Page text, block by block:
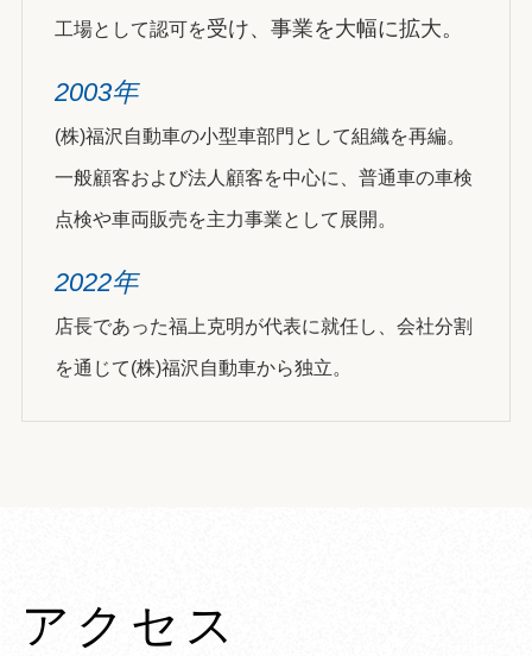
工場として認可を受け、事業を大幅に拡大。
2003年
(株)福沢自動車の小型車部門として組織を再編。
一般顧客および法人顧客を中心に、普通車の車検
点検や車両販売を主力事業として展開。
2022年
店長であった福上克明が代表に就任し、会社分割
を通じて(株)福沢自動車から独立。
アクセス